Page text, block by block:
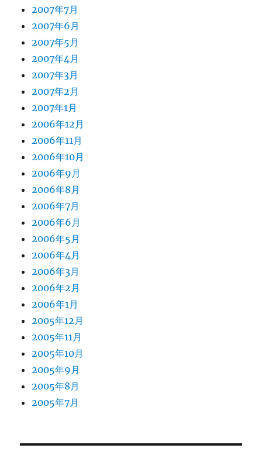
2007年7月
2007年6月
2007年5月
2007年4月
2007年3月
2007年2月
2007年1月
2006年12月
2006年11月
2006年10月
2006年9月
2006年8月
2006年7月
2006年6月
2006年5月
2006年4月
2006年3月
2006年2月
2006年1月
2005年12月
2005年11月
2005年10月
2005年9月
2005年8月
2005年7月